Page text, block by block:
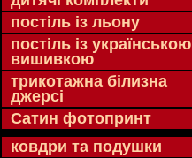
постіль із льону
постіль із українською
вишивкою
трикотажна білизна
джерсі
Сатин фотопринт
ковдри та подушки